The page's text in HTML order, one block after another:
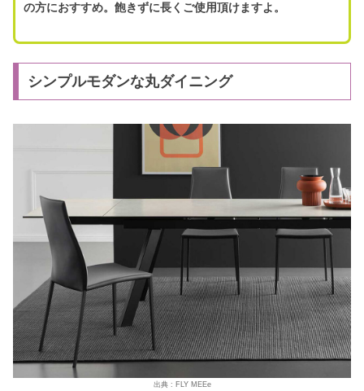
の方におすすめ。飽きずに長くご使用頂けますよ。
シンプルモダンな丸ダイニング
出典 : FLY MEEe